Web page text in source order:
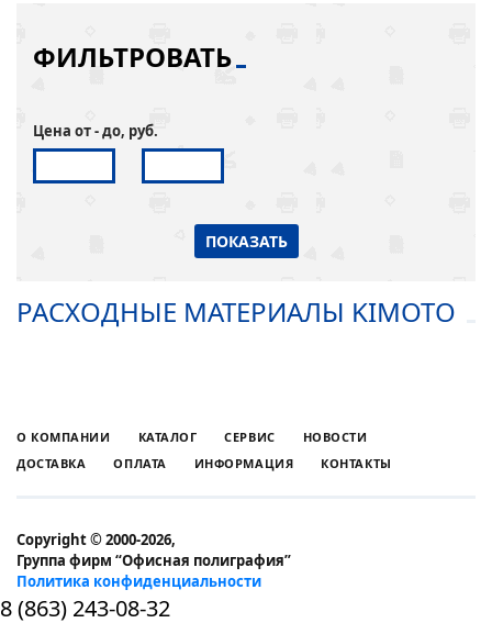
ФИЛЬТРОВАТЬ
Цена от - до, руб.
ПОКАЗАТЬ
РАСХОДНЫЕ МАТЕРИАЛЫ KIMOTO
О КОМПАНИИ КАТАЛОГ СЕРВИС
НОВОСТИ
ДОСТАВКА
ОПЛАТА ИНФОРМАЦИЯ КОНТАКТЫ
Copyright © 2000-2026,
Группа фирм “Офисная полиграфия”
Политика конфиденциальности
8 (863) 243-08-32